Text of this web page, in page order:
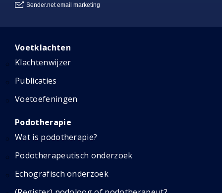
Voetklachten
Klachtenwijzer
Publicaties
Voetoefeningen
Podotherapie
Wat is podotherapie?
Podotherapeutisch onderzoek
Echografisch onderzoek